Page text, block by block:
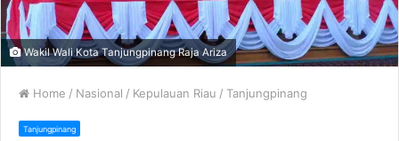
Wakil Wali Kota Tanjungpinang Raja Ariza
Home / Nasional / Kepulauan Riau / Tanjungpinang
Tanjungpinang